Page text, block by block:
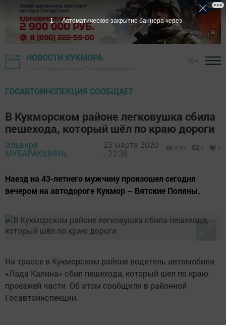
НОВОСТИ КУКМОРА
ГОСАВТОИНСПЕКЦИЯ СООБЩАЕТ
В Кукморском районе легковушка сбила
пешехода, который шёл по краю дороги
Эльвира
МУБАРАКШИНА,
23 марта 2020
- 22:38
3262 0 0
Наезд на 43-летнего мужчину произошел сегодня
вечером на автодороге Кукмор – Вятские Поляны.
На трассе в Кукморском районе водитель автомобиля
«Лада Калина» сбил пешехода, который шел по краю
проезжей части. Об этом сообщили в районной
Госавтоинспекции.